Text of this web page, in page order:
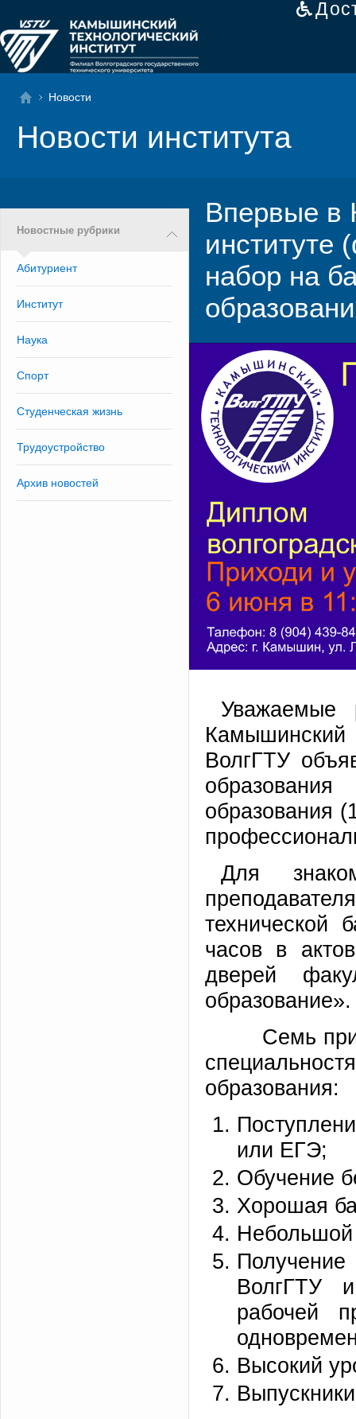
Новости
Новости института
Новостные рубрики
Абитуриент
Институт
Наука
Спорт
Студенческая жизнь
Трудоустройство
Архив новостей
Впервые в
институте
набор на
Уважаемые
ВолгГТУ
образования
Для
технической
часов в
дверей
образование».
Семь
образования:
или ЕГЭ;
Обучение
Хорошая
Небольшой
ВолгГТУ
рабочей
Высокий